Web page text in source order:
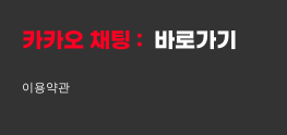
카카오 채팅 : 바로가기
이용약관